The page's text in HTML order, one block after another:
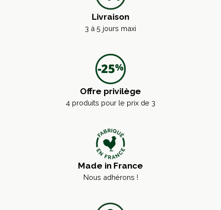
Livraison
3 à 5 jours maxi
Offre privilège
4 produits pour le prix de 3
Made in France
Nous adhérons !